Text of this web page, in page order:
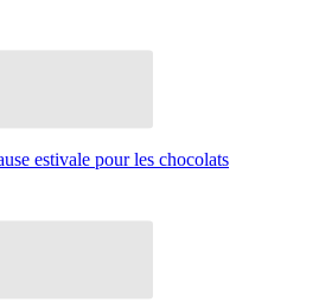
estivale pour les chocolats